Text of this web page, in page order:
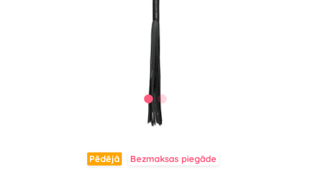
Pēdējā Bezmaksas piegāde